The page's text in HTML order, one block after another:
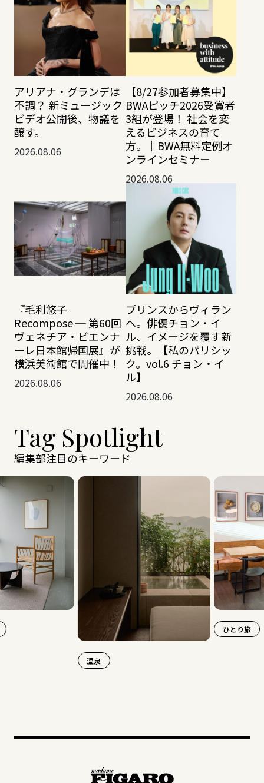
アリアナ・グランデは
不調？ 新ミュージック
ビデオ公開後、物議を
醸す。
2026.08.06
【8/27参加者募集中】
BWAピッチ2026受賞者
3組が登場！ 社会を変
えるビジネスの育て
方。｜BWA無料定例オ
ンラインセミナー
2026.08.06
『毛利悠子
Recompose ─ 第60回
ヴェネチア・ビエンナ
ーレ日本館帰国展』が
横浜美術館で開催中！
2026.08.06
プリンスからヴィラン
へ。俳優チョン・イ
ル、イメージを覆す新
挑戦。【私のパリシッ
ク。vol.6 チョン・イ
ル】
2026.08.06
Tag Spotlight
編集部注目のキーワード